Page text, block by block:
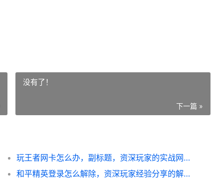
没有了！
下一篇 »
玩王者网卡怎么办，副标题，资深玩家的实战网络优化指南
和平精英登录怎么解除，资深玩家经验分享的解除策略